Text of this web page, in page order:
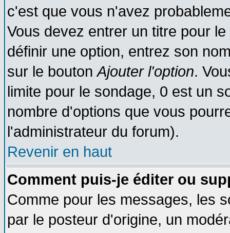
c'est que vous n'avez
Vous devez entrer un titre pour
définir une option, entrez son
sur le boutonAjouter l'option.
limite pour le sondage, 0 est un
nombre d'options que vous
l'administrateur du forum).
Revenir en haut
Comment puis-je éditer ou
Comme pour les messages, les
par le posteur d'origine, un